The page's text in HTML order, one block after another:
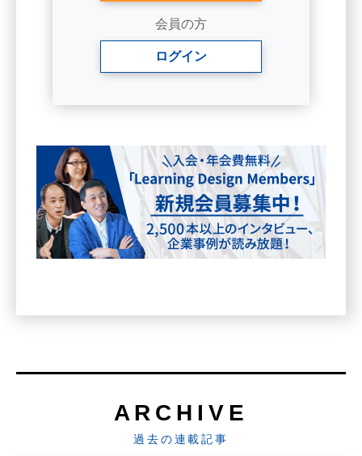
content_id=16044
ジョブ・クラフティングとは、次の３
① タスク……（仕事のやり方の工夫）
② 人間関係……（周りの人への工夫）
③ 認知……（考え方の工夫）
①のタスク、仕事のやり方の工夫とい
うのは効率的に仕事をこなすだけではな
する、ということです。
同様に、周りの人との関わり方を工夫す
ることで、やりがいや楽しさを高めるこ
とがポイントです。
会員の方
ログイン
ARCHIVE
過去の連載記事